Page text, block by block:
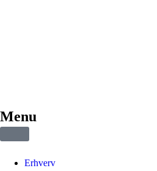
Menu
Erhverv